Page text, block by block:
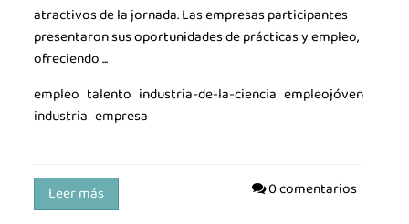
atractivos de la jornada. Las empresas participantes
presentaron sus oportunidades de prácticas y empleo,
ofreciendo ...
empleo talento industria-de-la-ciencia empleojóven
industria empresa
0 comentarios
Leer más